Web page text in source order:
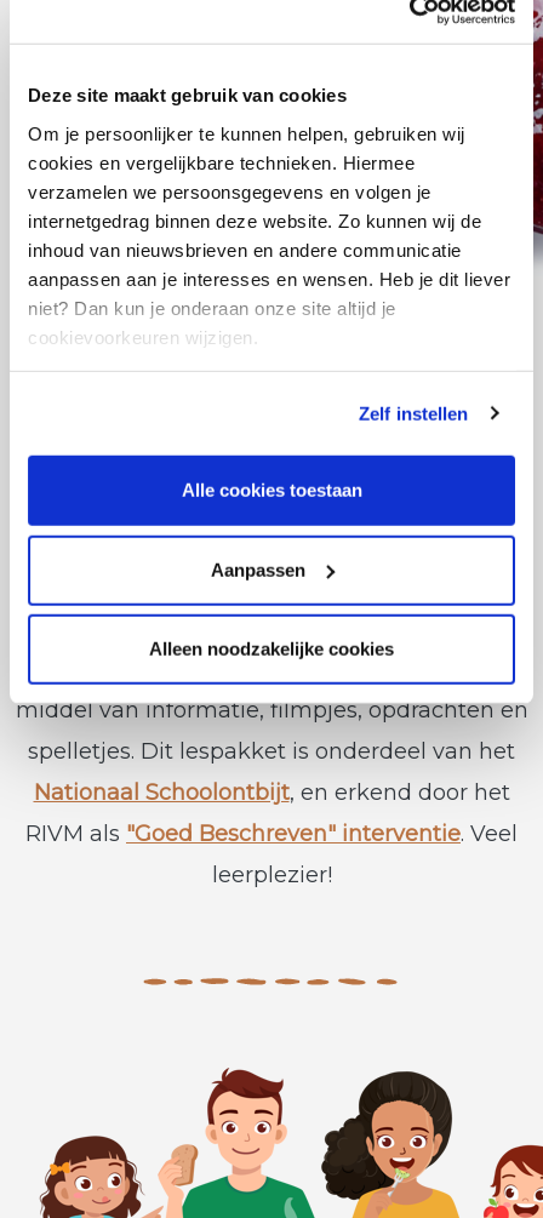
Deze site maakt gebruik van cookies
Om je persoonlijker te kunnen helpen, gebruiken wij
cookies en vergelijkbare technieken. Hiermee
verzamelen we persoonsgegevens en volgen je
internetgedrag binnen deze website. Zo kunnen wij de
inhoud van nieuwsbrieven en andere communicatie
aanpassen aan je interesses en wensen. Heb je dit liever
niet? Dan kun je onderaan onze site altijd je
cookievoorkeuren wijzigen.
Zelf instellen
Alle cookies toestaan
Aanpassen
Alleen noodzakelijke cookies
Brugklas
Ontbijt aan de Basis
De dag starten met een gezond ontbijt:
waarom is dat eigenlijk zo belangrijk? En hoe
ziet een gezond ontbijt er dan uit? Dit
lespakket is voor leerlingen die op de
basisschool of al in de brugklas zitten. Met
middel van informatie, filmpjes, opdrachten en
spelletjes. Dit lespakket is onderdeel van het
Nationaal Schoolontbijt, en erkend door het
RIVM als "Goed Beschreven" interventie. Veel
leerplezier!